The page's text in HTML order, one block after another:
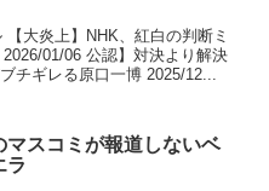
大炎上】NHK、紅白の判断ミ
01/06 公認】対決より解決
チギレる原口一博 2025/12...
マスコミが報道しないベ
ラ